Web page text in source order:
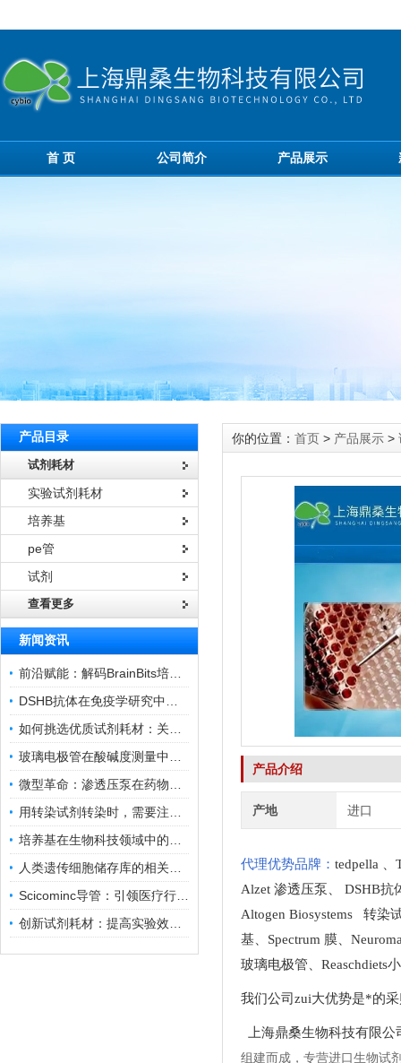
首 页 公司简介 产品展示
产品目录
试剂耗材
实验试剂耗材
培养基
pe管
试剂
查看更多
新闻资讯
你的位置： 首页 > 产品展示 >
产品介绍
产地 进口
代理优势品牌： tedpella
Alzet 渗透压泵
DSHB抗
Altogen Biosystems 转染
基
Spectrum 膜
玻璃电极管
Reaschdiets
我们公司zui大优势是*的
上海鼎桑生物科技有限公
组建而成，专营进口生物试